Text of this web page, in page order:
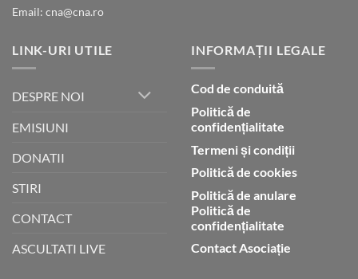
Email: cna@cna.ro
LINK-URI UTILE
DESPRE NOI
EMISIUNI
DONATII
STIRI
CONTACT
ASCULTATI LIVE
INFORMAȚII LEGALE
Cod de conduită
Politică de
confidențialitate
Termeni și condiții
Politică de cookies
Politică de anulare
Politică de
confidențialitate
Contact Asociație